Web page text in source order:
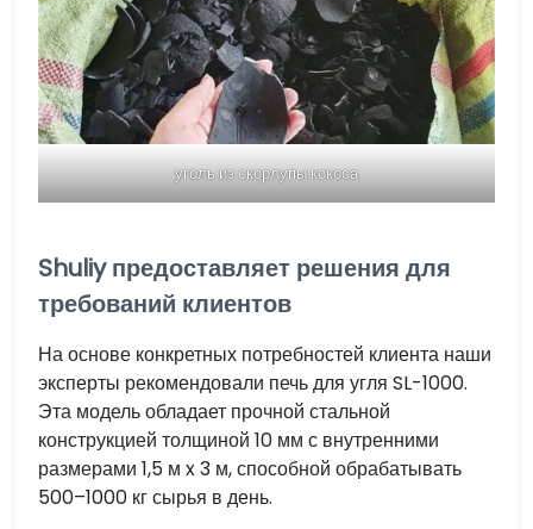
уголь из скорлупы кокоса
Shuliy предоставляет решения для
требований клиентов
На основе конкретных потребностей клиента наши
эксперты рекомендовали печь для угля SL-1000.
Эта модель обладает прочной стальной
конструкцией толщиной 10 мм с внутренними
размерами 1,5 м x 3 м, способной обрабатывать
500–1000 кг сырья в день.